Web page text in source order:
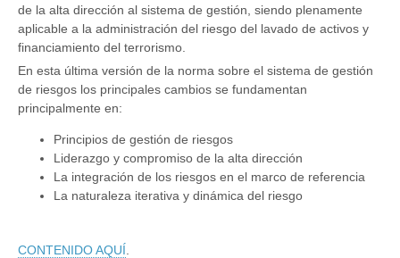
de la alta dirección al sistema de gestión, siendo plenamente
aplicable a la administración del riesgo del lavado de activos y
financiamiento del terrorismo.
En esta última versión de la norma sobre el sistema de gestión
de riesgos los principales cambios se fundamentan
principalmente en:
Principios de gestión de riesgos
Liderazgo y compromiso de la alta dirección
La integración de los riesgos en el marco de referencia
La naturaleza iterativa y dinámica del riesgo
CONTENIDO AQUÍ